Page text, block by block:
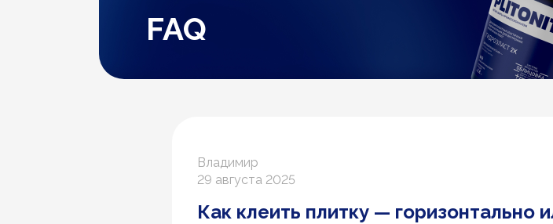
FAQ
Владимир
29 августа 2025
Как клеить плитку — горизонтально